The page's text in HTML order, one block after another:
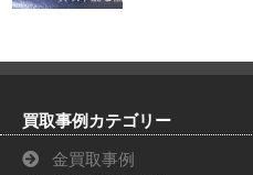
買取事例カテゴリー
金買取事例